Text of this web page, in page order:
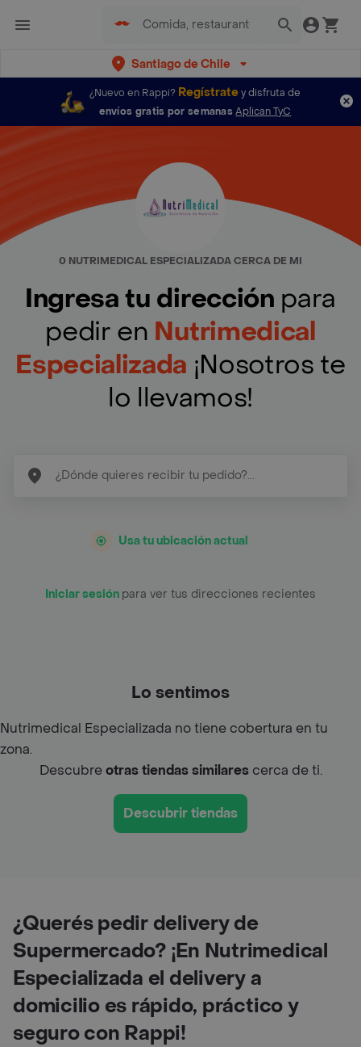
Santiago de Chile
¿Nuevo en Rappi? Regístratey disfruta de
envíos gratis por semanas Aplican TyC
0 NUTRIMEDICAL ESPECIALIZADA CERCA DE MI
Ingresa tu dirección para
pedir en Nutrimedical
Especializada ¡Nosotros te
lo llevamos!
Usa tu ubicación actual
Iniciar sesión para ver tus direcciones recientes
Lo sentimos
Nutrimedical Especializada no tiene cobertura en tu
zona.
Descubreotras tiendas similarescerca de ti.
Descubrir tiendas
¿Querés pedir delivery de
Supermercado? ¡En Nutrimedical
Especializada el delivery a
domicilio es rápido, práctico y
seguro con Rappi!